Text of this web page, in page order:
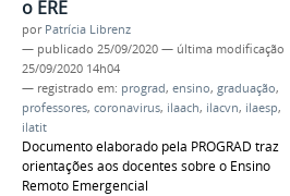
o ERE
por Patrícia Librenz
— publicado 25/09/2020 — última modificação
25/09/2020 14h04
— registrado em: prograd, ensino, graduação,
professores, coronavirus, ilaach, ilacvn, ilaesp,
ilatit
Documento elaborado pela PROGRAD traz
orientações aos docentes sobre o Ensino
Remoto Emergencial